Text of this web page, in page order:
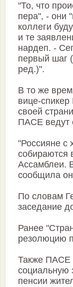
"То, что
пера", - они
коллеги
и те
нардеп. -
первый шаг
ред.)".
В то же
вице-
своей
ПАСЕ ведут
"Россияне с
собираются
Ассамблеи.
сообщила
По словам
заседание
Ранее
резолюцию
Также ПАСЕ
социальную
пенсии